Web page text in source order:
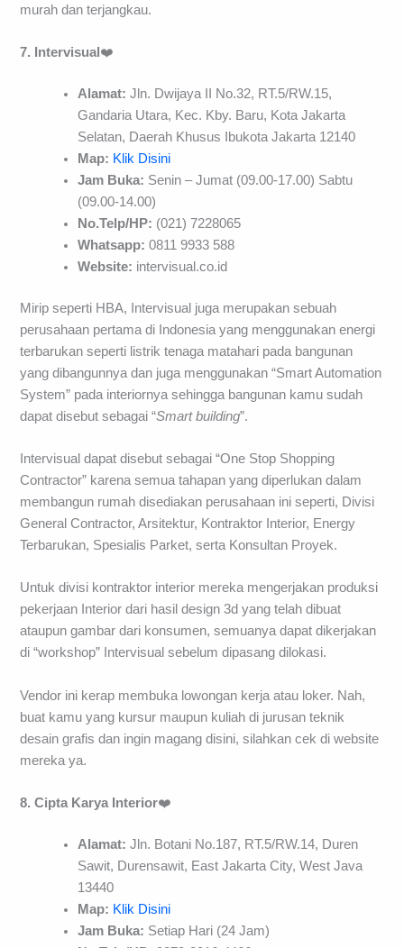
murah dan terjangkau.
7. Intervisual ❤️
Alamat: Jln. Dwijaya II No.32, RT.5/RW.15,
Gandaria Utara, Kec. Kby. Baru, Kota Jakarta
Selatan, Daerah Khusus Ibukota Jakarta 12140
Map: Klik Disini
Jam Buka: Senin – Jumat (09.00-17.00) Sabtu
(09.00-14.00)
No.Telp/HP: (021) 7228065
Whatsapp:0811 9933 588
Website: intervisual.co.id
Mirip seperti HBA, Intervisual juga merupakan sebuah
perusahaan pertama di Indonesia yang menggunakan energi
terbarukan seperti listrik tenaga matahari pada bangunan
yang dibangunnya dan juga menggunakan “Smart Automation
System” pada interiornya sehingga bangunan kamu sudah
dapat disebut sebagai “Smart building”.
Intervisual dapat disebut sebagai “One Stop Shopping
Contractor” karena semua tahapan yang diperlukan dalam
membangun rumah disediakan perusahaan ini seperti, Divisi
General Contractor, Arsitektur, Kontraktor Interior, Energy
Terbarukan, Spesialis Parket, serta Konsultan Proyek.
Untuk divisi kontraktor interior mereka mengerjakan produksi
pekerjaan Interior dari hasil design 3d yang telah dibuat
ataupun gambar dari konsumen, semuanya dapat dikerjakan
di “workshop” Intervisual sebelum dipasang dilokasi.
Vendor ini kerap membuka lowongan kerja atau loker. Nah,
buat kamu yang kursur maupun kuliah di jurusan teknik
desain grafis dan ingin magang disini, silahkan cek di website
mereka ya.
8. Cipta Karya Interior❤️
Alamat: Jln. Botani No.187, RT.5/RW.14, Duren
Sawit, Durensawit, East Jakarta City, West Java
13440
Map: Klik Disini
Jam Buka: Setiap Hari (24 Jam)